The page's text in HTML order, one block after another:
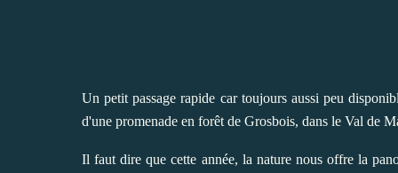
Un petit passage rapide car toujours aussi peu
d'une promenade en forêt de Grosbois, dans le Val de
Il faut dire que cette année, la nature nous offre la